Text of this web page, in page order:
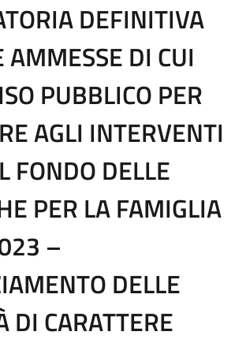
DEFINITIVA
AMMESSE DI CUI
PUBBLICO PER
AGLI INTERVENTI
FONDO DELLE
PER LA FAMIGLIA
–
DELLE
DI CARATTERE